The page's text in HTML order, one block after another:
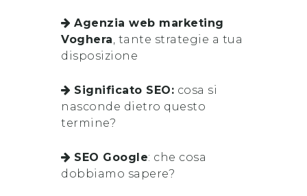
Agenzia web marketing
Voghera, tante strategie a tua
disposizione
Significato SEO: cosa si
nasconde dietro questo
termine?
SEO Google: che cosa
dobbiamo sapere?